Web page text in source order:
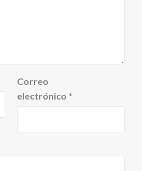
Correo
electrónico *